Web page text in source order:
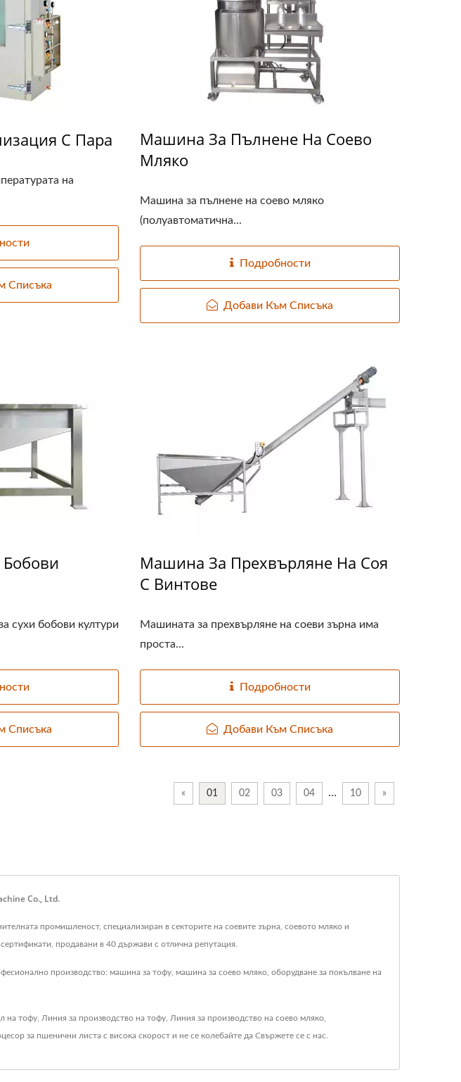
С Пара
на
Списъка
Машина За Пълнене На Соево
Мляко
Машина за пълнене на соево мляко
(полуавтоматична...
Подробности
Добави Към Списъка
Бобови
сухи бобови култури
Списъка
Машина За Прехвърляне На Соя
С Винтове
Машината за прехвърляне на соеви зърна има
проста...
Подробности
Добави Към Списъка
« 01 02 03 04 … 10 »
Co., Ltd.
промишленост, специализиран в секторите на соевите зърна, соевото мляко и
продавани в 40 държави с отлична репутация.
производство: машина за тофу, машина за соево мляко, оборудване за покълване на
на тофу Линия за производство на тофу Линия за производство на соево мляко
за пшенични листа с висока скорост и не се колебайте да Свържете се с нас